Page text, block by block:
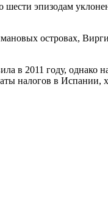
эпизодам
островах,
в 2011 году, однако
налогов в Испании,